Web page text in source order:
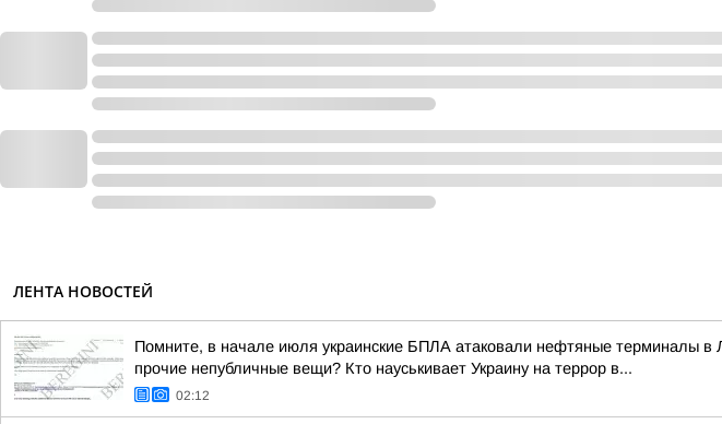
ЛЕНТА НОВОСТЕЙ
Помните, в начале июля украинские БПЛА атаковали нефтяные терминалы в
прочие непубличные вещи? Кто науськивает Украину на террор в...
02:12